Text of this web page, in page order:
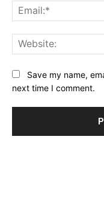
Save my name,
next time I comment.